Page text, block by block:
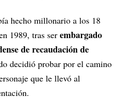
hecho millonario a los 18
1989, tras ser embargado
de recaudación de
decidió probar por el camino
que le llevó al